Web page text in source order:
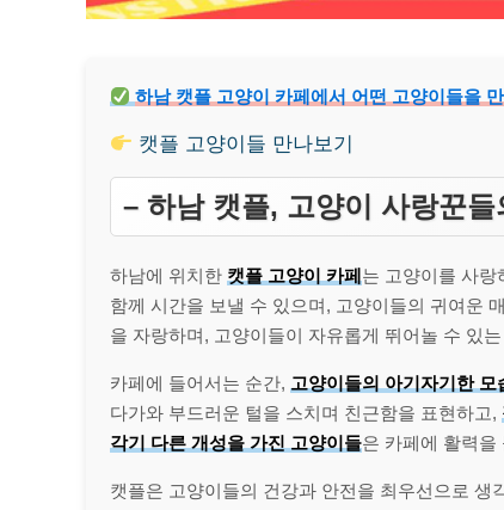
하남 캣플 고양이 카페에서 어떤 고양이들을
캣플 고양이들 만나보기
– 하남 캣플, 고양이 사랑꾼들
하남에 위치한 캣플 고양이 카페는 고양이를 사랑
함께 시간을 보낼 수 있으며, 고양이들의 귀여운
을 자랑하며, 고양이들이 자유롭게 뛰어놀 수 있
카페에 들어서는 순간, 고양이들의 아기자기한 모
다가와 부드러운 털을 스치며 친근함을 표현하고,
각기 다른 개성을 가진 고양이들은 카페에 활력을
캣플은 고양이들의 건강과 안전을 최우선으로 생